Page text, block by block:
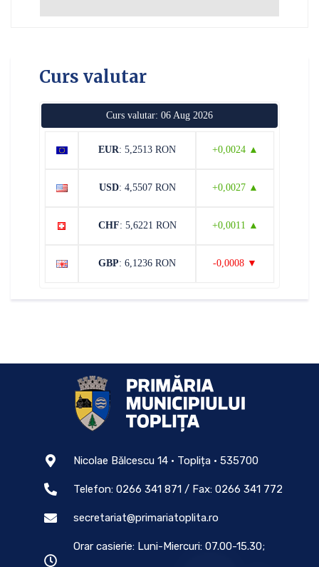
Curs valutar
Curs valutar: 06 Aug 2026
EUR: 5,2513 RON +0,0024 ▲
USD: 4,5507 RON +0,0027 ▲
CHF: 5,6221 RON +0,0011 ▲
GBP: 6,1236 RON -0,0008 ▼
Nicolae Bălcescu 14 • Toplița • 535700
Telefon: 0266 341 871 / Fax: 0266 341 772
secretariat@primariatoplita.ro
Orar casierie: Luni-Miercuri: 07.00-15.30;